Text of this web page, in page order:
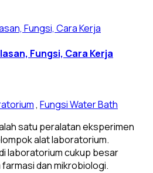
Fungsi, Cara Kerja
, Fungsi Water Bath
satu peralatan eksperimen
alat laboratorium.
laboratorium cukup besar
dan mikrobiologi.